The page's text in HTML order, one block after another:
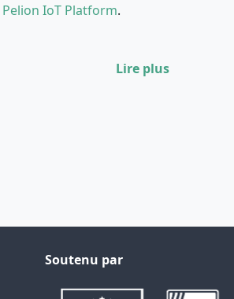
IoT Platform.
Lire plus
Soutenu par